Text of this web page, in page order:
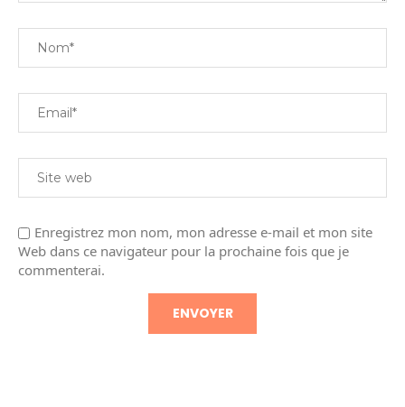
Enregistrez mon nom, mon adresse e-mail et mon site
Web dans ce navigateur pour la prochaine fois que je
commenterai.